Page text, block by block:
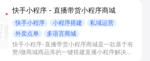
快手小程序 - 直播带货小程序商城
快手小程序 小程序搭建
私域运营
外卖点单
多语言商城
快手小程序-直播带货小程序商城是一款基于有
赞/微商城商品库的一键搭建直播小程序解决方